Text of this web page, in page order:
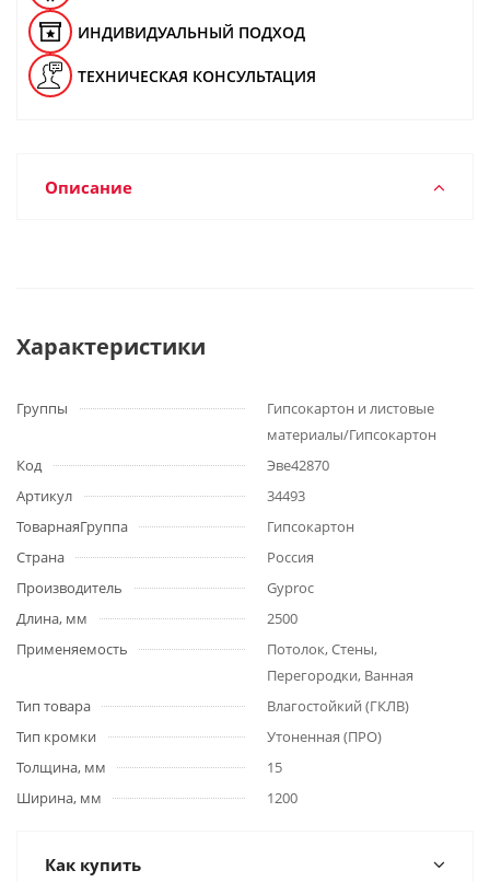
ИНДИВИДУАЛЬНЫЙ ПОДХОД
ТЕХНИЧЕСКАЯ КОНСУЛЬТАЦИЯ
Описание
Характеристики
Группы
Гипсокартон и листовые
материалы/Гипсокартон
Код
Эве42870
Артикул
34493
ТоварнаяГруппа
Гипсокартон
Страна
Россия
Производитель
Gyproc
Длина, мм
2500
Применяемость
Потолок, Стены,
Перегородки, Ванная
Тип товара
Влагостойкий (ГКЛВ)
Тип кромки
Утоненная (ПРО)
Толщина, мм
15
Ширина, мм
1200
Как купить